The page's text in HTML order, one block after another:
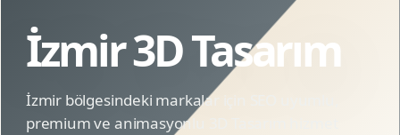
İzmir 3D Tasarım
İzmir bölgesindeki markalar için SEO uyumlu,
premium ve animasyonlu 3D Tasarım hizmet